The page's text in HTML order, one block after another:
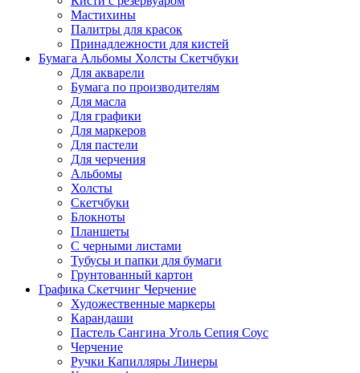
Мастихины
Палитры для красок
Принадлежности для кистей
Бумага Альбомы Холсты Скетчбуки
Для акварели
Бумага по производителям
Для масла
Для графики
Для маркеров
Для пастели
Для черчения
Альбомы
Холсты
Скетчбуки
Блокноты
Планшеты
С черными листами
Тубусы и папки для бумаги
Грунтованный картон
Графика Скетчинг Черчение
Художественные маркеры
Карандаши
Пастель Сангина Уголь Сепия Соус
Черчение
Ручки Капилляры Линеры